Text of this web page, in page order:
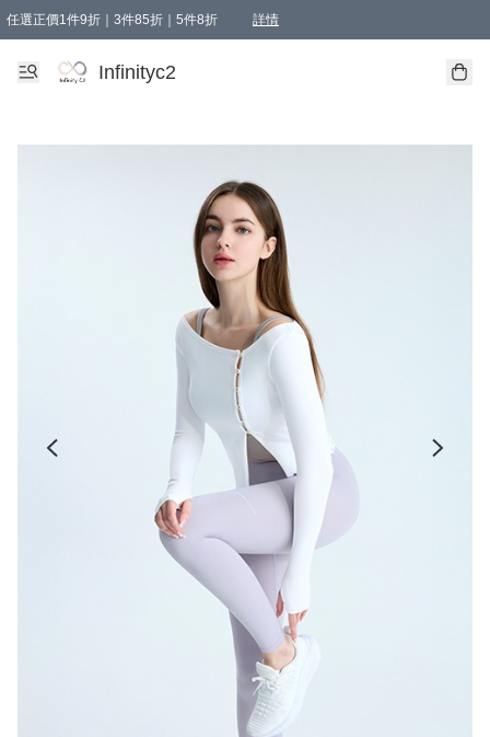
任選正價1件9折｜3件85折｜5件8折 詳情
精選商品，任選買1件或以上減HKD 20.00；買2件或以上減HKD 60.00；買3件
Infinityc2 wears 滿$800免運費
Bucks & Leather 滿$1000免運費
Infinityc2